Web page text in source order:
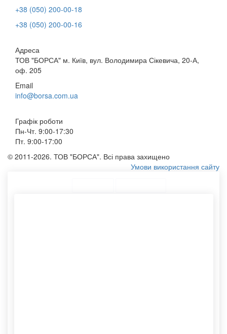
+38 (050) 200-00-18
+38 (050) 200-00-16
Адреса
ТОВ "БОРСА" м. Київ, вул. Володимира Сікевича, 20-А,
оф. 205
Email
info@borsa.com.ua
Графік роботи
Пн-Чт. 9:00-17:30
Пт. 9:00-17:00
© 2011-2026. ТОВ "БОРСА". Всі права захищено
Умови використання сайту